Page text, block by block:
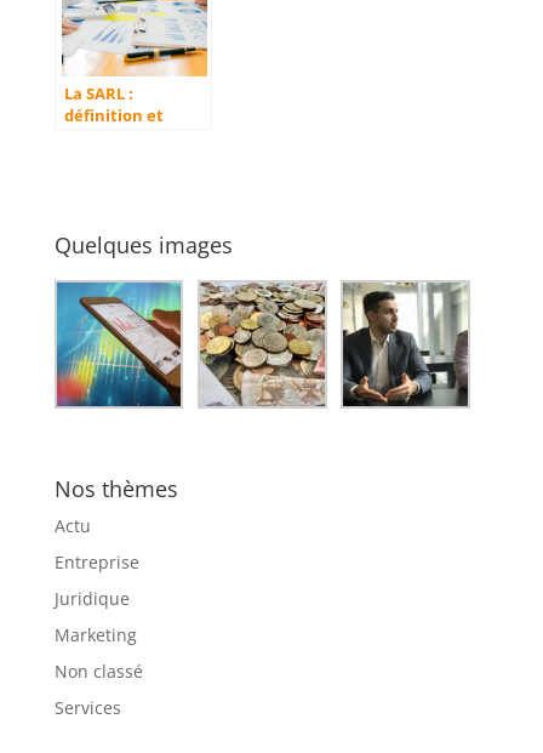
La SARL :
définition et
Quelques images
Nos thèmes
Actu
Entreprise
Juridique
Marketing
Non classé
Services